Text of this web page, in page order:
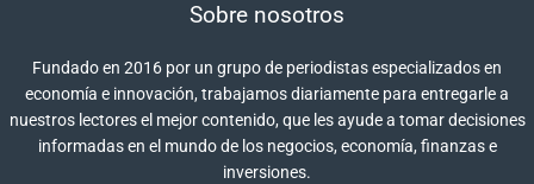
Sobre nosotros
Fundado en 2016 por un grupo de periodistas especializados en
economía e innovación, trabajamos diariamente para entregarle a
nuestros lectores el mejor contenido, que les ayude a tomar decisiones
informadas en el mundo de los negocios, economía, finanzas e
inversiones.